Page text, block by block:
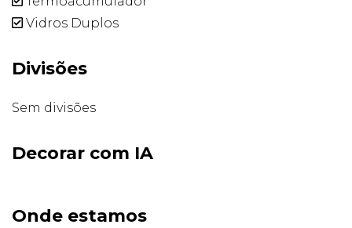
Vidros Duplos
Divisões
Sem divisões
Decorar com IA
Onde estamos